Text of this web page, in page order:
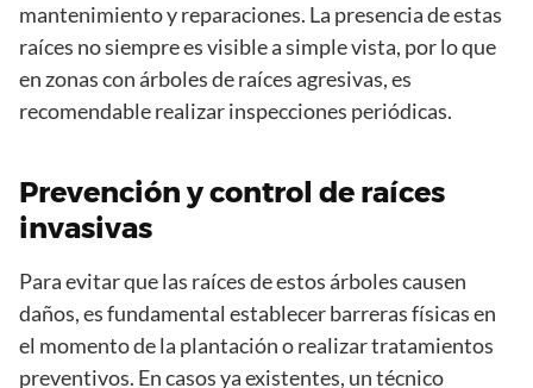
mantenimiento y reparaciones. La presencia de estas
raíces no siempre es visible a simple vista, por lo que
en zonas con árboles de raíces agresivas, es
recomendable realizar inspecciones periódicas.
Prevención y control de raíces
invasivas
Para evitar que las raíces de estos árboles causen
daños, es fundamental establecer barreras físicas en
el momento de la plantación o realizar tratamientos
preventivos. En casos ya existentes, un técnico